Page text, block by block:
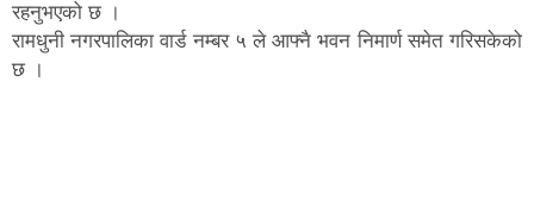
रहनुभएको छ ।
रामधुनी नगरपालिका वार्ड नम्बर ५ ले आफ्नै भवन निमार्ण समेत गरिसकेको
छ ।